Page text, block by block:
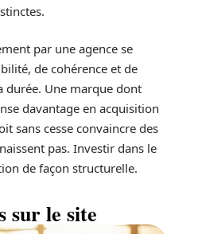
par une agence se
de cohérence et de
durée. Une marque dont
davantage en acquisition
sans cesse convaincre des
pas. Investir dans le
de façon structurelle.
sur le site